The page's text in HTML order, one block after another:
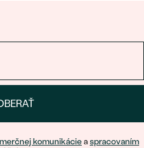
komunikácieaspracovaním